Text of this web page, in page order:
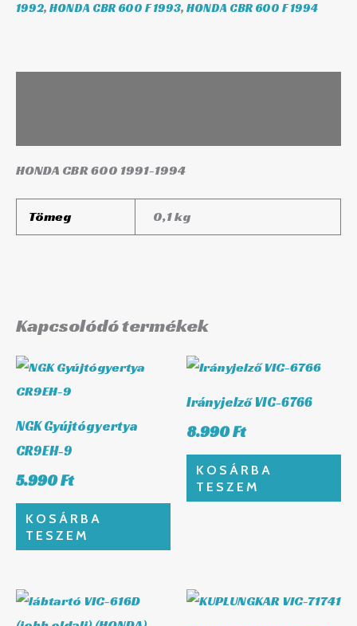
1992, HONDA CBR 600 F 1993, HONDA CBR 600 F 1994
HONDA CBR 600 1991-1994
Tömeg 0,1 kg
Kapcsolódó termékek
NGK Gyújtógyertya
CR9EH-9
5.990Ft
KOSÁRBA
TESZEM
Irányjelző VIC-6766
8.990Ft
KOSÁRBA
TESZEM